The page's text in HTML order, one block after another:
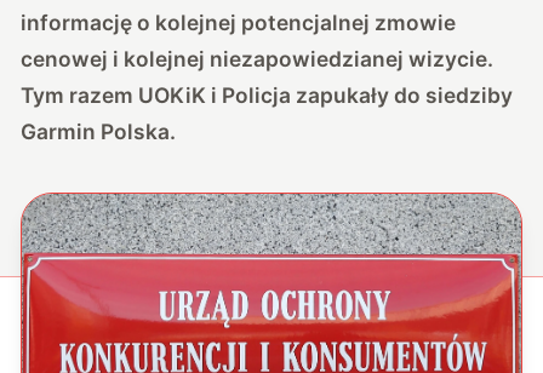
informację o kolejnej potencjalnej zmowie
cenowej i kolejnej niezapowiedzianej wizycie.
Tym razem UOKiK i Policja zapukały do siedziby
Garmin Polska.